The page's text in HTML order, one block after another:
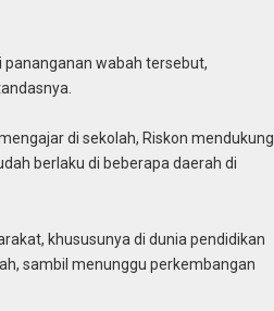
wabah tersebut,
di sekolah, Riskon mendukung
berlaku di beberapa daerah di
khususunya di dunia pendidikan
sambil menunggu perkembangan